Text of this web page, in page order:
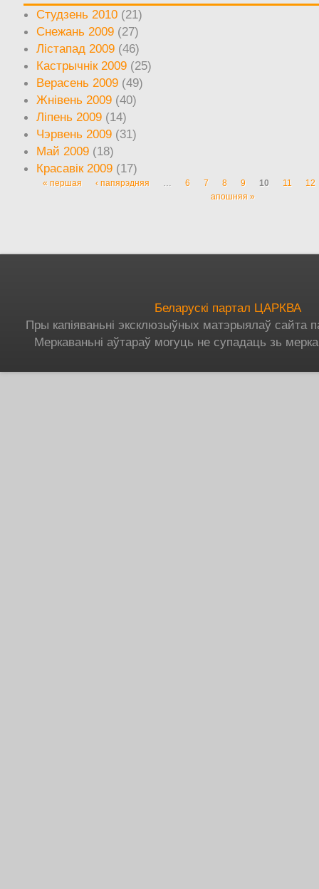
Студзень 2010 (21)
Снежань 2009 (27)
Лістапад 2009 (46)
Кастрычнік 2009 (25)
Верасень 2009 (49)
Жнівень 2009 (40)
Ліпень 2009 (14)
Чэрвень 2009 (31)
Май 2009 (18)
Красавік 2009 (17)
Старонкі
« першая ‹ папярэдняя … 6 7 8 9 10 11
12
апошняя »
Беларускі партал ЦАРКВА
Пры капіяваньні эксклюзыўных матэрыялаў сайта
Меркаваньні аўтараў могуць не супадаць зь